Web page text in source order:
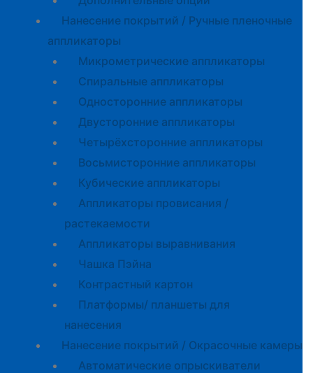
Нанесение покрытий / Ручные пленочные
аппликаторы
Микрометрические аппликаторы
Спиральные аппликаторы
Односторонние аппликаторы
Двусторонние аппликаторы
Четырёхсторонние аппликаторы
Восьмисторонние аппликаторы
Кубические аппликаторы
Аппликаторы провисания /
растекаемости
Аппликаторы выравнивания
Чашка Пэйна
Контрастный картон
Платформы/ планшеты для
нанесения
Нанесение покрытий / Окрасочные камеры
Автоматические опрыскиватели